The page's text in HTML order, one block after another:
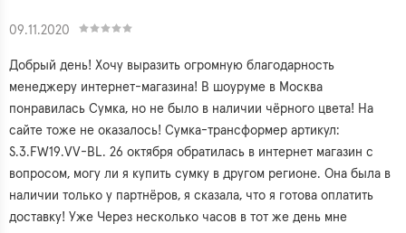
09.11.2020
Добрый день! Хочу выразить огромную благодарность
менеджеру интернет-магазина! В шоуруме в Москва
понравилась Сумка, но не было в наличии чёрного цвета! На
сайте тоже не оказалось! Сумка-трансформер артикул:
S.3.FW19.VV-BL. 26 октября обратилась в интернет магазин с
вопросом, могу ли я купить сумку в другом регионе. Она была в
наличии только у партнёров, я сказала, что я готова оплатить
доставку! Уже Через несколько часов в тот же день мне